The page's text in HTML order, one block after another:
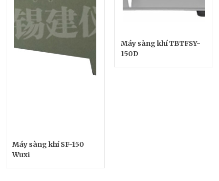
Máy sàng khí SF-150
Wuxi
Máy sàng khí TBTFSY-
150D